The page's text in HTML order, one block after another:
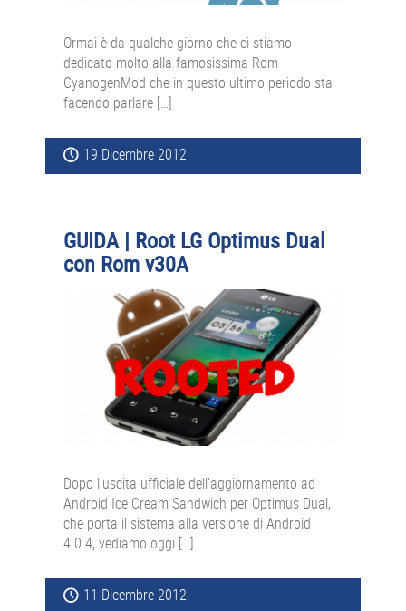
Ormai è da qualche giorno che ci stiamo
dedicato molto alla famosissima Rom
CyanogenMod che in questo ultimo periodo sta
facendo parlare […]
19 Dicembre 2012
GUIDA | Root LG Optimus Dual
con Rom v30A
Dopo l’uscita ufficiale dell’aggiornamento ad
Android Ice Cream Sandwich per Optimus Dual,
che porta il sistema alla versione di Android
4.0.4, vediamo oggi […]
11 Dicembre 2012